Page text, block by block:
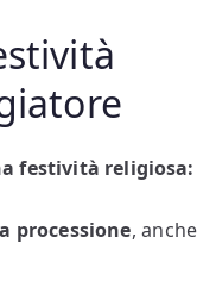
festività religiosa:
processione, anche